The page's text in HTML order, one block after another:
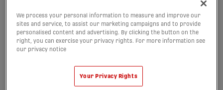
5
Johnston
HFX
B GP
Miguel
Arilla
We process your personal information to measure and improve our
sites and service, to assist our marketing campaigns and to provide
personalised content and advertising. By clicking the button on the
right, you can exercise your privacy rights. For more information see
our privacy notice
Your Privacy Rights